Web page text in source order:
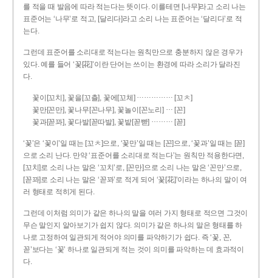
를 적을 때 발음에 따라 적는다는 뜻이다. 이를테면 [나무]라고 소리 나는
표준어는 ‘나무’로 적고, [달리다]라고 소리 나는 표준어는 ‘달리다’로 적
는다.
그런데 표준어를 소리대로 적는다는 원칙만으로 충분하지 않은 경우가
있다. 예를 들어 ‘꽃[花]’이란 단어는 쓰이는 환경에 따라 소리가 달라진
다.
꽃이[꼬치], 꽃을[꼬츨], 꽃에[꼬체] …………… [꼬ㅊ]
꽃만[꼰만], 꽃나무[꼰나무], 꽃놀이[꼰노리] … [꼰]
꽃과[꼳꽈], 꽃다발[꼳따발], 꽃밭[꼳빧] ……… [꼳]
‘꽃’은 ‘꽃이’일 때는 [꼬ㅊ]으로, ‘꽃만’일 때는 [꼰]으로, ‘꽃과’일 때는 [꼳]
으로 소리 난다. 만약 ‘표준어를 소리대로 적는다’는 원칙만 적용한다면,
[꼬치]로 소리 나는 말은 ‘꼬치’로, [꼰만]으로 소리 나는 말은 ‘꼰만’으로,
[꼳꽈]로 소리 나는 말은 ‘꼳꽈’로 적게 되어 ‘꽃[花]’이라는 하나의 말이 여
러 형태로 적히게 된다.
그런데 이처럼 의미가 같은 하나의 말을 여러 가지 형태로 적으면 그것이
무슨 말인지 알아보기가 쉽지 않다. 의미가 같은 하나의 말은 형태를 하
나로 고정하여 일관되게 적어야 의미를 파악하기가 쉽다. 즉 ‘꽃, 꼰,
꼳’보다는 ‘꽃’ 하나로 일관되게 적는 것이 의미를 파악하는 데 효과적이
다.